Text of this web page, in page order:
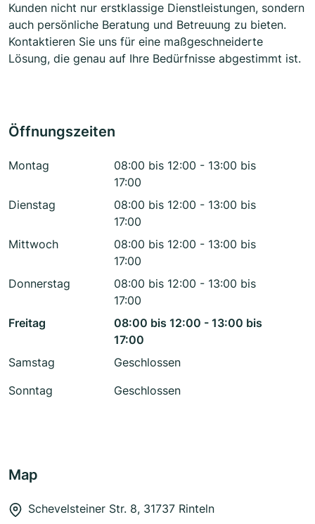
Kunden nicht nur erstklassige Dienstleistungen, sondern
auch persönliche Beratung und Betreuung zu bieten.
Kontaktieren Sie uns für eine maßgeschneiderte
Lösung, die genau auf Ihre Bedürfnisse abgestimmt ist.
Öffnungszeiten
Montag
08:00 bis 12:00 - 13:00 bis
17:00
Dienstag
08:00 bis 12:00 - 13:00 bis
17:00
Mittwoch
08:00 bis 12:00 - 13:00 bis
17:00
Donnerstag
08:00 bis 12:00 - 13:00 bis
17:00
Freitag
08:00 bis 12:00 - 13:00 bis
17:00
Samstag
Geschlossen
Sonntag
Geschlossen
Map
Schevelsteiner Str. 8, 31737 Rinteln